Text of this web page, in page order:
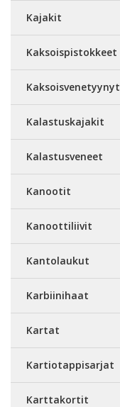
Kajakit
Kaksoispistokkeet
Kaksoisvenetyynyt
Kalastuskajakit
Kalastusveneet
Kanootit
Kanoottiliivit
Kantolaukut
Karbiinihaat
Kartat
Kartiotappisarjat
Karttakortit